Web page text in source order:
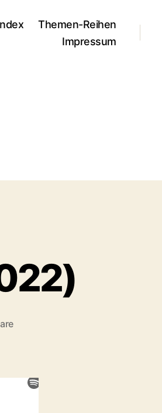
Themen-Reihen
Impressum
zu
(2022)